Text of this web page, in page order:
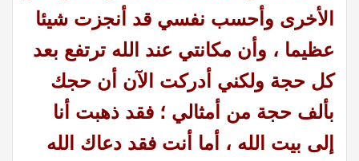
الأخرى وأحسب نفسي قد أنجزت شيئا
عظيما ، وأن مكانتي عند الله ترتفع بعد
كل حجة ولكني أدركت الآن أن حجك
بألف حجة من أمثالي ؛ فقد ذهبت أنا
إلى بيت الله ، أما أنت فقد دعاك الله